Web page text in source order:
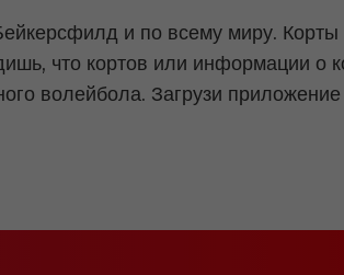
и по всему миру. Корты
что кортов или информации о
волейбола. Загрузи приложение